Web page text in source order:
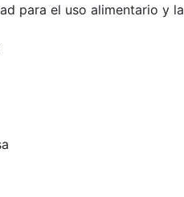
para el uso alimentario y la